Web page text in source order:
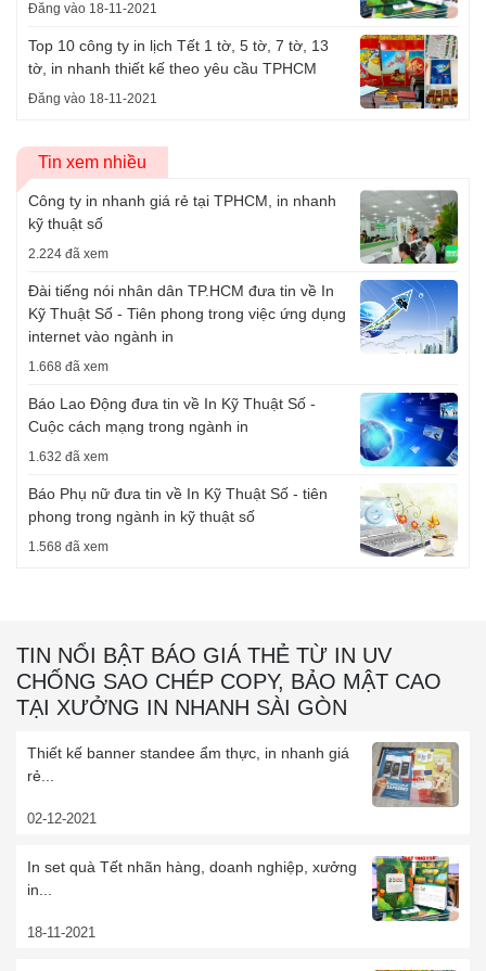
Đăng vào 18-11-2021
Top 10 công ty in lịch Tết 1 tờ, 5 tờ, 7 tờ, 13
tờ, in nhanh thiết kế theo yêu cầu TPHCM
Đăng vào 18-11-2021
Tin xem nhiều
Công ty in nhanh giá rẻ tại TPHCM, in nhanh
kỹ thuật số
2.224 đã xem
Đài tiếng nói nhân dân TP.HCM đưa tin về In
Kỹ Thuật Số - Tiên phong trong việc ứng dụng
internet vào ngành in
1.668 đã xem
Báo Lao Động đưa tin về In Kỹ Thuật Số -
Cuộc cách mạng trong ngành in
1.632 đã xem
Báo Phụ nữ đưa tin về In Kỹ Thuật Số - tiên
phong trong ngành in kỹ thuật số
1.568 đã xem
TIN NỔI BẬT BÁO GIÁ THẺ TỪ IN UV
CHỐNG SAO CHÉP COPY, BẢO MẬT CAO
TẠI XƯỞNG IN NHANH SÀI GÒN
Thiết kế banner standee ẩm thực, in nhanh giá
rẻ...
02-12-2021
In set quà Tết nhãn hàng, doanh nghiệp, xưởng
in...
18-11-2021